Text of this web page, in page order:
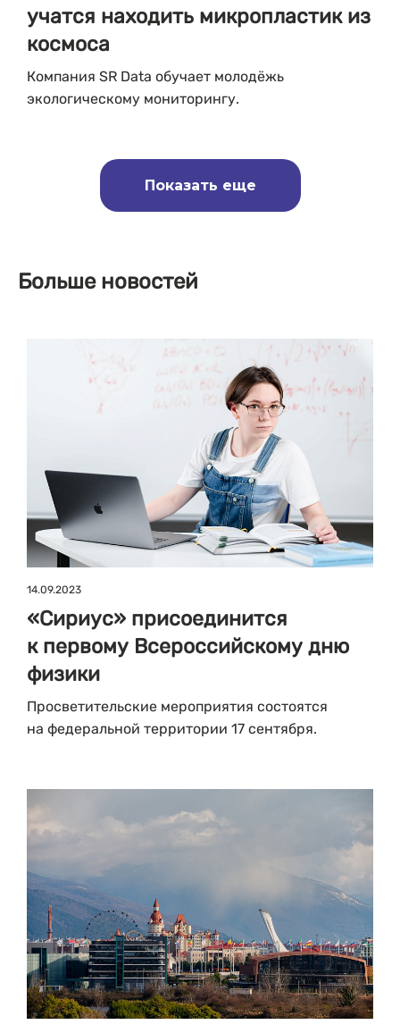
учатся находить микропластик из
космоса
Компания SR Data обучает молодёжь
экологическому мониторингу.
Показать еще
Больше новостей
14.09.2023
«Сириус» присоединится
к первому Всероссийскому дню
физики
Просветительские мероприятия состоятся
на федеральной территории 17 сентября.